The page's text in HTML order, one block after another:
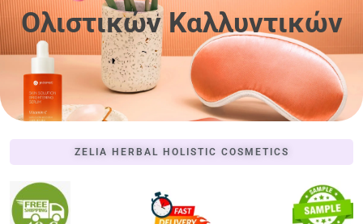
Ολιστικών Καλλυντικών
ZELIA HERBAL HOLISTIC COSMETICS